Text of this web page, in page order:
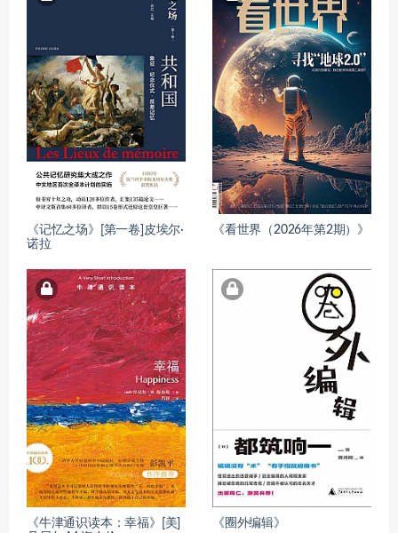
《记忆之场》[第一卷]皮埃尔·
诺拉
《看世界（2026年第2期）》
《牛津通识读本：幸福》[美]
《圈外编辑》